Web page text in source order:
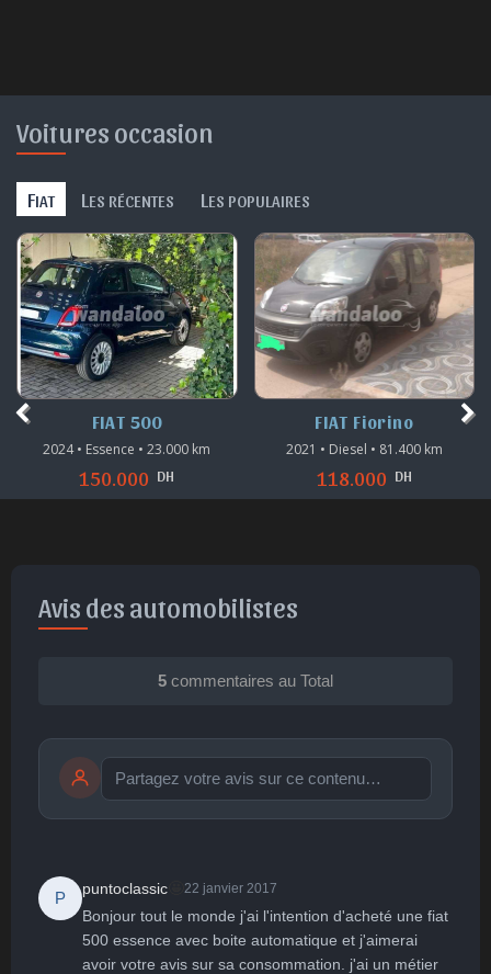
Voitures occasion
FIAT L ES RÉCENTES L ES POPULAIRES
FIAT 500
2024 • Essence • 23.000 km
150.000 DH
FIAT Fiorino
2021 • Diesel • 81.400 km
118.000 DH
Avis des automobilistes
5 commentaires au Total
🤩
Parfait
👏
Bravo
😄
Réjoui
🙂
Content
😐
Indifférent
publication immédiate Publier
P
puntoclassic 22 janvier 2017
Bonjour tout le monde j'ai l'intention d'acheté une fiat
500 essence avec boite automatique et j'aimerai
avoir votre avis sur sa consommation. j'ai un métier